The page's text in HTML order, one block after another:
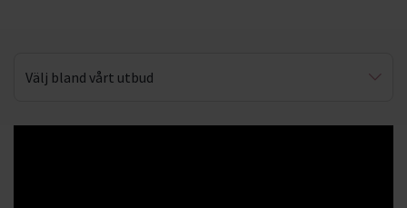
Välj bland vårt utbud